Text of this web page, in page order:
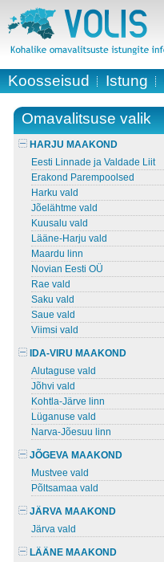
Koosseisud Istung
Omavalitsuse valik
HARJU MAAKOND
Eesti Linnade ja Valdade Liit
Erakond Parempoolsed
Harku vald
Jõelähtme vald
Kuusalu vald
Lääne-Harju vald
Maardu linn
Novian Eesti OÜ
Rae vald
Saku vald
Saue vald
Viimsi vald
IDA-VIRU MAAKOND
Alutaguse vald
Jõhvi vald
Kohtla-Järve linn
Lüganuse vald
Narva-Jõesuu linn
JÕGEVA MAAKOND
Mustvee vald
Põltsamaa vald
JÄRVA MAAKOND
Järva vald
LÄÄNE MAAKOND